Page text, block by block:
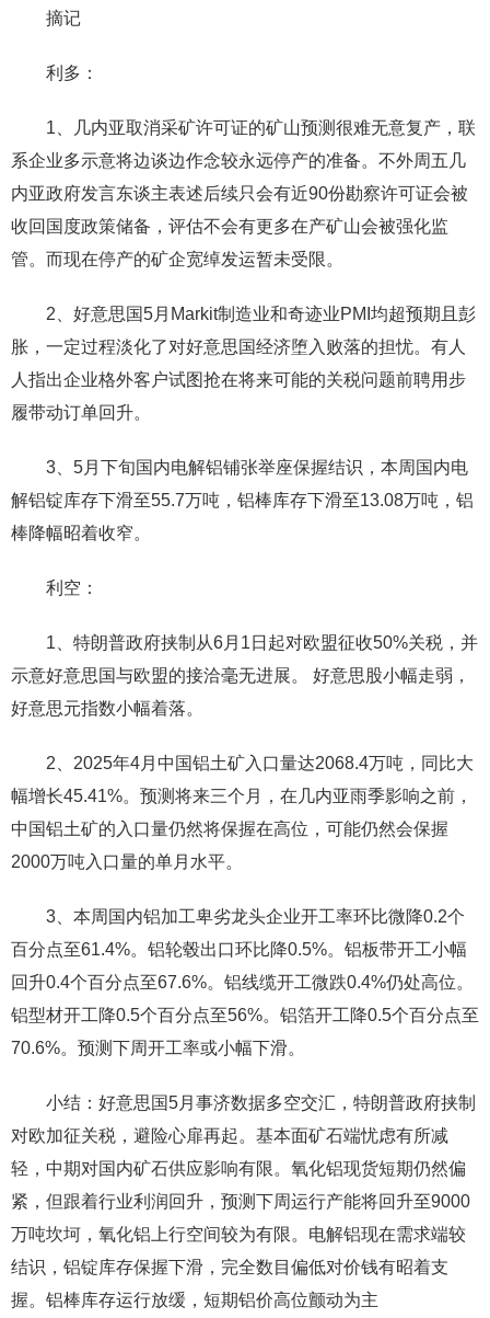
摘记
利多：
1、几内亚取消采矿许可证的矿山预测很难无意复产，联
系企业多示意将边谈边作念较永远停产的准备。不外周五几
内亚政府发言东谈主表述后续只会有近90份勘察许可证会被
收回国度政策储备，评估不会有更多在产矿山会被强化监
管。而现在停产的矿企宽绰发运暂未受限。
2、好意思国5月Markit制造业和奇迹业PMI均超预期且彭
胀，一定过程淡化了对好意思国经济堕入败落的担忧。有人
人指出企业格外客户试图抢在将来可能的关税问题前聘用步
履带动订单回升。
3、5月下旬国内电解铝铺张举座保握结识，本周国内电
解铝锭库存下滑至55.7万吨，铝棒库存下滑至13.08万吨，铝
棒降幅昭着收窄。
利空：
1、特朗普政府挟制从6月1日起对欧盟征收50%关税，并
示意好意思国与欧盟的接洽毫无进展。 好意思股小幅走弱，
好意思元指数小幅着落。
2、2025年4月中国铝土矿入口量达2068.4万吨，同比大
幅增长45.41%。预测将来三个月，在几内亚雨季影响之前，
中国铝土矿的入口量仍然将保握在高位，可能仍然会保握
2000万吨入口量的单月水平。
3、本周国内铝加工卑劣龙头企业开工率环比微降0.2个
百分点至61.4%。铝轮毂出口环比降0.5%。铝板带开工小幅
回升0.4个百分点至67.6%。铝线缆开工微跌0.4%仍处高位。
铝型材开工降0.5个百分点至56%。铝箔开工降0.5个百分点至
70.6%。预测下周开工率或小幅下滑。
小结：好意思国5月事济数据多空交汇，特朗普政府挟制
对欧加征关税，避险心扉再起。基本面矿石端忧虑有所减
轻，中期对国内矿石供应影响有限。氧化铝现货短期仍然偏
紧，但跟着行业利润回升，预测下周运行产能将回升至9000
万吨坎坷，氧化铝上行空间较为有限。电解铝现在需求端较
结识，铝锭库存保握下滑，完全数目偏低对价钱有昭着支
握。铝棒库存运行放缓，短期铝价高位颤动为主